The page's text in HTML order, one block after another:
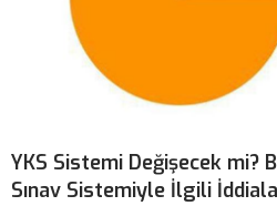
YKS Sistemi Değişecek mi?
Sınav Sistemiyle İlgili